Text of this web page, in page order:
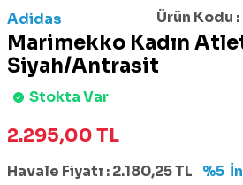
Adidas Ürün Kodu :
Marimekko Kadın
Siyah/Antrasit
Stokta Var
2.295,00TL
Havale Fiyatı :2.180,25TL %5